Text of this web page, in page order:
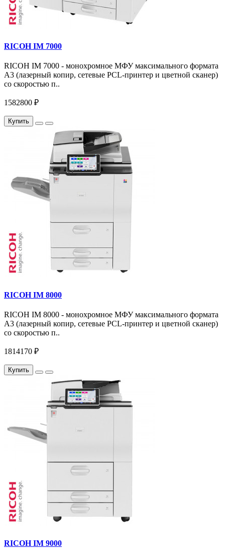
RICOH IM 7000
RICOH IM 7000 - монохромное МФУ максимального формата
А3 (лазерный копир, сетевые PCL-принтер и цветной сканер)
со скоростью п..
1582800 ₽
Купить
RICOH IM 8000
RICOH IM 8000 - монохромное МФУ максимального формата
А3 (лазерный копир, сетевые PCL-принтер и цветной сканер)
со скоростью п..
1814170 ₽
Купить
RICOH IM 9000